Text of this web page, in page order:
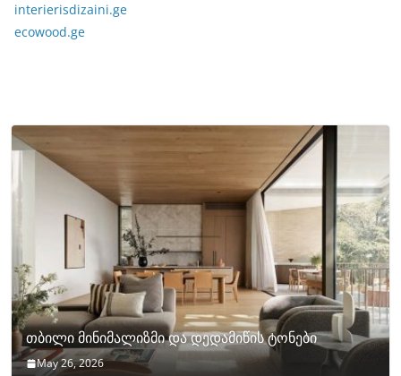
interierisdizaini.ge
ecowood.ge
თბილი მინიმალიზმი და დედამიწის ტონები
May 26, 2026